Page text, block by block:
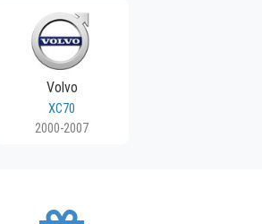
Volvo
XC70
2000-2007